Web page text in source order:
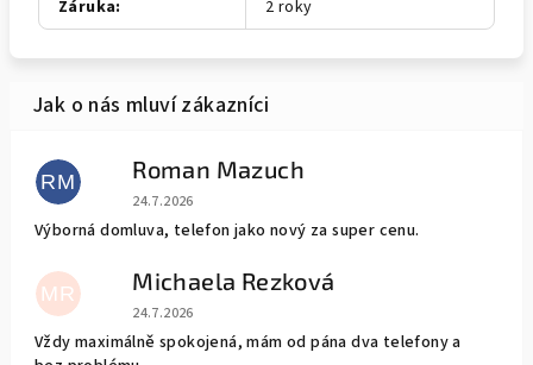
Záruka: 2 roky
RM Roman Mazuch
Hodnocení obchodu je 5 z 5 hvězdiček.
24.7.2026
Výborná domluva, telefon jako nový za super cenu.
MR Michaela Rezková
Hodnocení obchodu je 5 z 5 hvězdiček.
24.7.2026
Vždy maximálně spokojená, mám od pána dva telefony a